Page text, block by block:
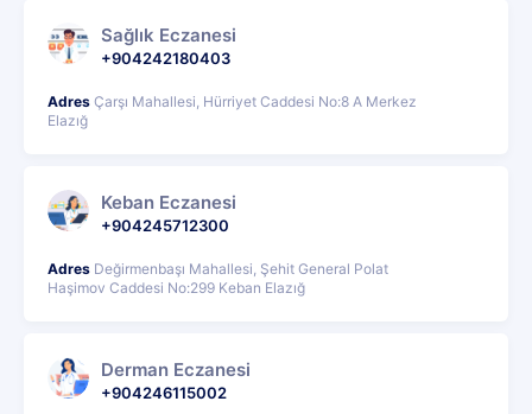
Sağlık Eczanesi
+904242180403
Adres Çarşı Mahallesi, Hürriyet Caddesi No:8 A Merkez
Elazığ
Keban Eczanesi
+904245712300
Adres Değirmenbaşı Mahallesi, Şehit General Polat
Haşimov Caddesi No:299 Keban Elazığ
Derman Eczanesi
+904246115002